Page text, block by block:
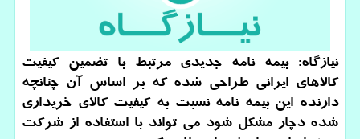
نیازگاه: بیمه نامه جدیدی مرتبط با تضمین كیفیت
كالاهای ایرانی طراحی شده كه بر اساس آن چنانچه
دارنده این بیمه نامه نسبت به كیفیت كالای خریداری
شده دچار مشكل شود می تواند با استفاده از شركت